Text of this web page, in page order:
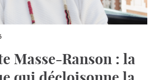
Masse-Ranson : la